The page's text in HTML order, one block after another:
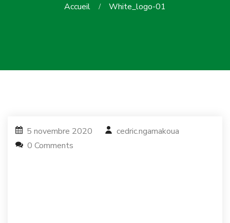
Accueil White_logo-01
5 novembre 2020
cedric.ngamakoua
0 Comments